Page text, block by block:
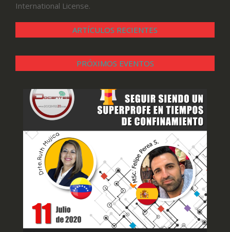
International License.
ARTÍCULOS RECIENTES
PRÓXIMOS EVENTOS